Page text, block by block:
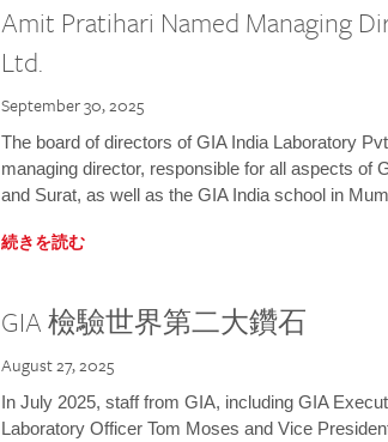
Amit Pratihari Named Managing
Ltd.
September 30, 2025
The board of directors of GIA India Laboratory
managing director, responsible for all aspects of
and Surat, as well as the GIA India school in
続きを読む
GIA 檢驗世界第二大鑽石
August 27, 2025
In July 2025, staff from GIA, including GIA
Laboratory Officer Tom Moses and Vice